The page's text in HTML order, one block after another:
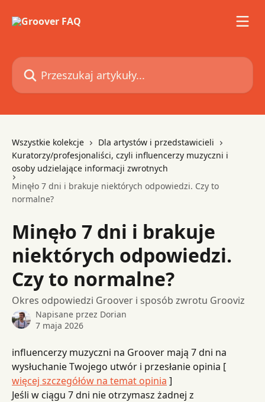
Przeszukaj artykuły...
Wszystkie kolekcje
Dla artystów i przedstawicieli
Kuratorzy/profesjonaliści, czyli influencerzy muzyczni i
osoby udzielające informacji zwrotnych
Minęło 7 dni i brakuje niektórych odpowiedzi. Czy to
normalne?
Minęło 7 dni i brakuje
niektórych odpowiedzi.
Czy to normalne?
Okres odpowiedzi Groover i sposób zwrotu Grooviz
Napisane przez Dorian
7 maja 2026
influencerzy muzyczni na Groover mają 7 dni na
wysłuchanie Twojego utwór i przesłanie opinia [
więcej szczegółów na temat opinia ]
Jeśli w ciągu 7 dni nie otrzymasz żadnej z